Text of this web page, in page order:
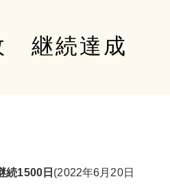
継続達成
続1500 日 (2022年6月20日